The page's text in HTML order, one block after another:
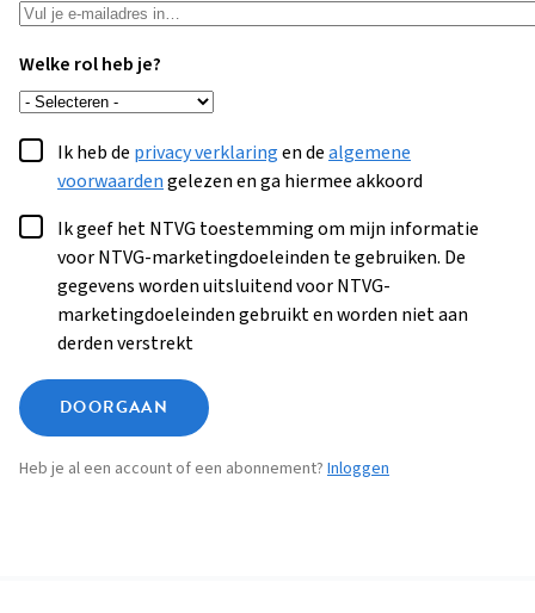
Welke rol heb je?
Ik heb de privacy verklaringen dealgemene
voorwaardengelezen en ga hiermee akkoord
Ik geef het NTVG toestemming om mijn informatie
voor NTVG-marketingdoeleinden te gebruiken. De
gegevens worden uitsluitend voor NTVG-
marketingdoeleinden gebruikt en worden niet aan
derden verstrekt
DOORGAAN
Heb je al een account of een abonnement? Inloggen